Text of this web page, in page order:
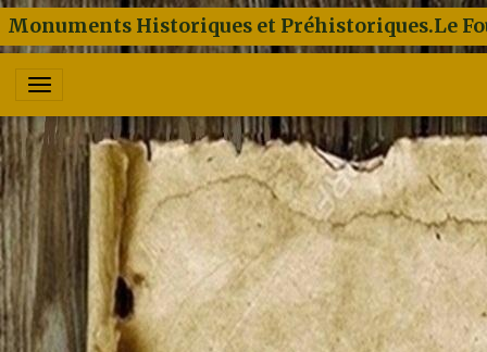
Monuments Historiques et Préhistoriques.Le